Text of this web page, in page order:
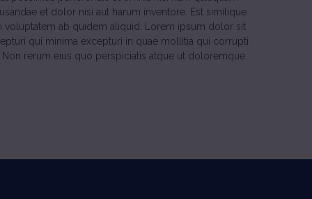
et dolor nisi aut harum inventore. Est similique
voluptatem ab quidem aliquid. Lorem ipsum dolor sit
qui minima excepturi in quae mollitia qui corrupti
rerum eius quo perspiciatis atque ut doloremque